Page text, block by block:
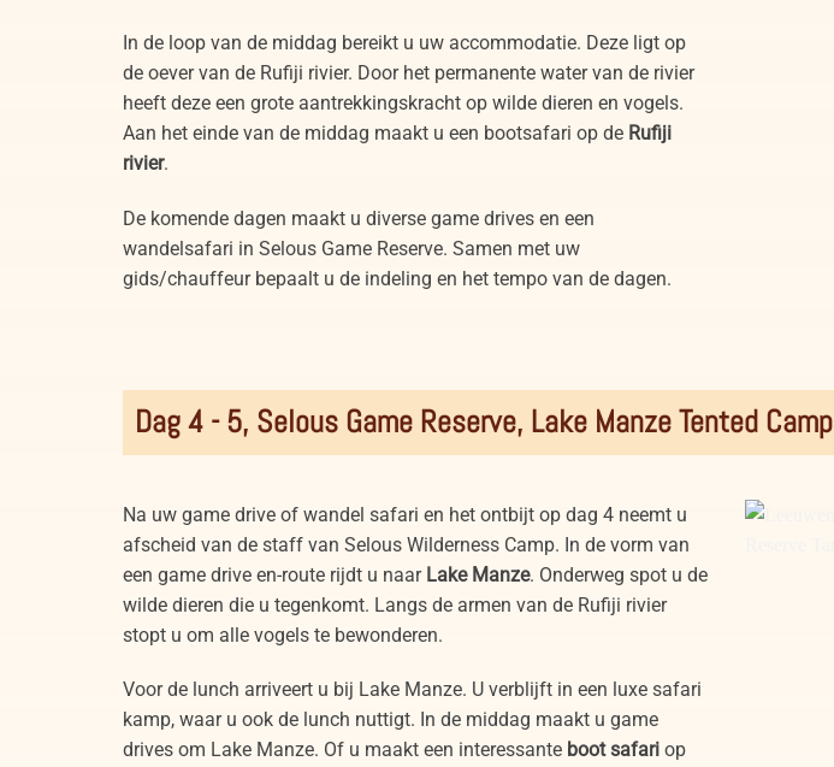
In de loop van de middag bereikt u uw accommodatie. Deze ligt op
de oever van de Rufiji rivier. Door het permanente water van de rivier
heeft deze een grote aantrekkingskracht op wilde dieren en vogels.
Aan het einde van de middag maakt u een bootsafari op de Rufiji
rivier.
De komende dagen maakt u diverse game drives en een
wandelsafari in Selous Game Reserve. Samen met uw
gids/chauffeur bepaalt u de indeling en het tempo van de dagen.
Dag 4 - 5, Selous Game Reserve, Lake Manze Tented Camp
Na uw game drive of wandel safari en het ontbijt op dag 4 neemt u
afscheid van de staff van Selous Wilderness Camp. In de vorm van
een game drive en-route rijdt u naar Lake Manze. Onderweg spot u de
wilde dieren die u tegenkomt. Langs de armen van de Rufiji rivier
stopt u om alle vogels te bewonderen.
Voor de lunch arriveert u bij Lake Manze. U verblijft in een luxe safari
kamp, waar u ook de lunch nuttigt. In de middag maakt u game
drives om Lake Manze. Of u maakt een interessante boot safari op